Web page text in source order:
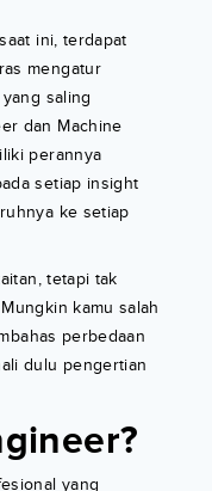
ini, terdapat
mengatur
saling
dan Machine
perannya
setiap insight
ke setiap
tetapi tak
kamu salah
perbedaan
dulu pengertian
yang